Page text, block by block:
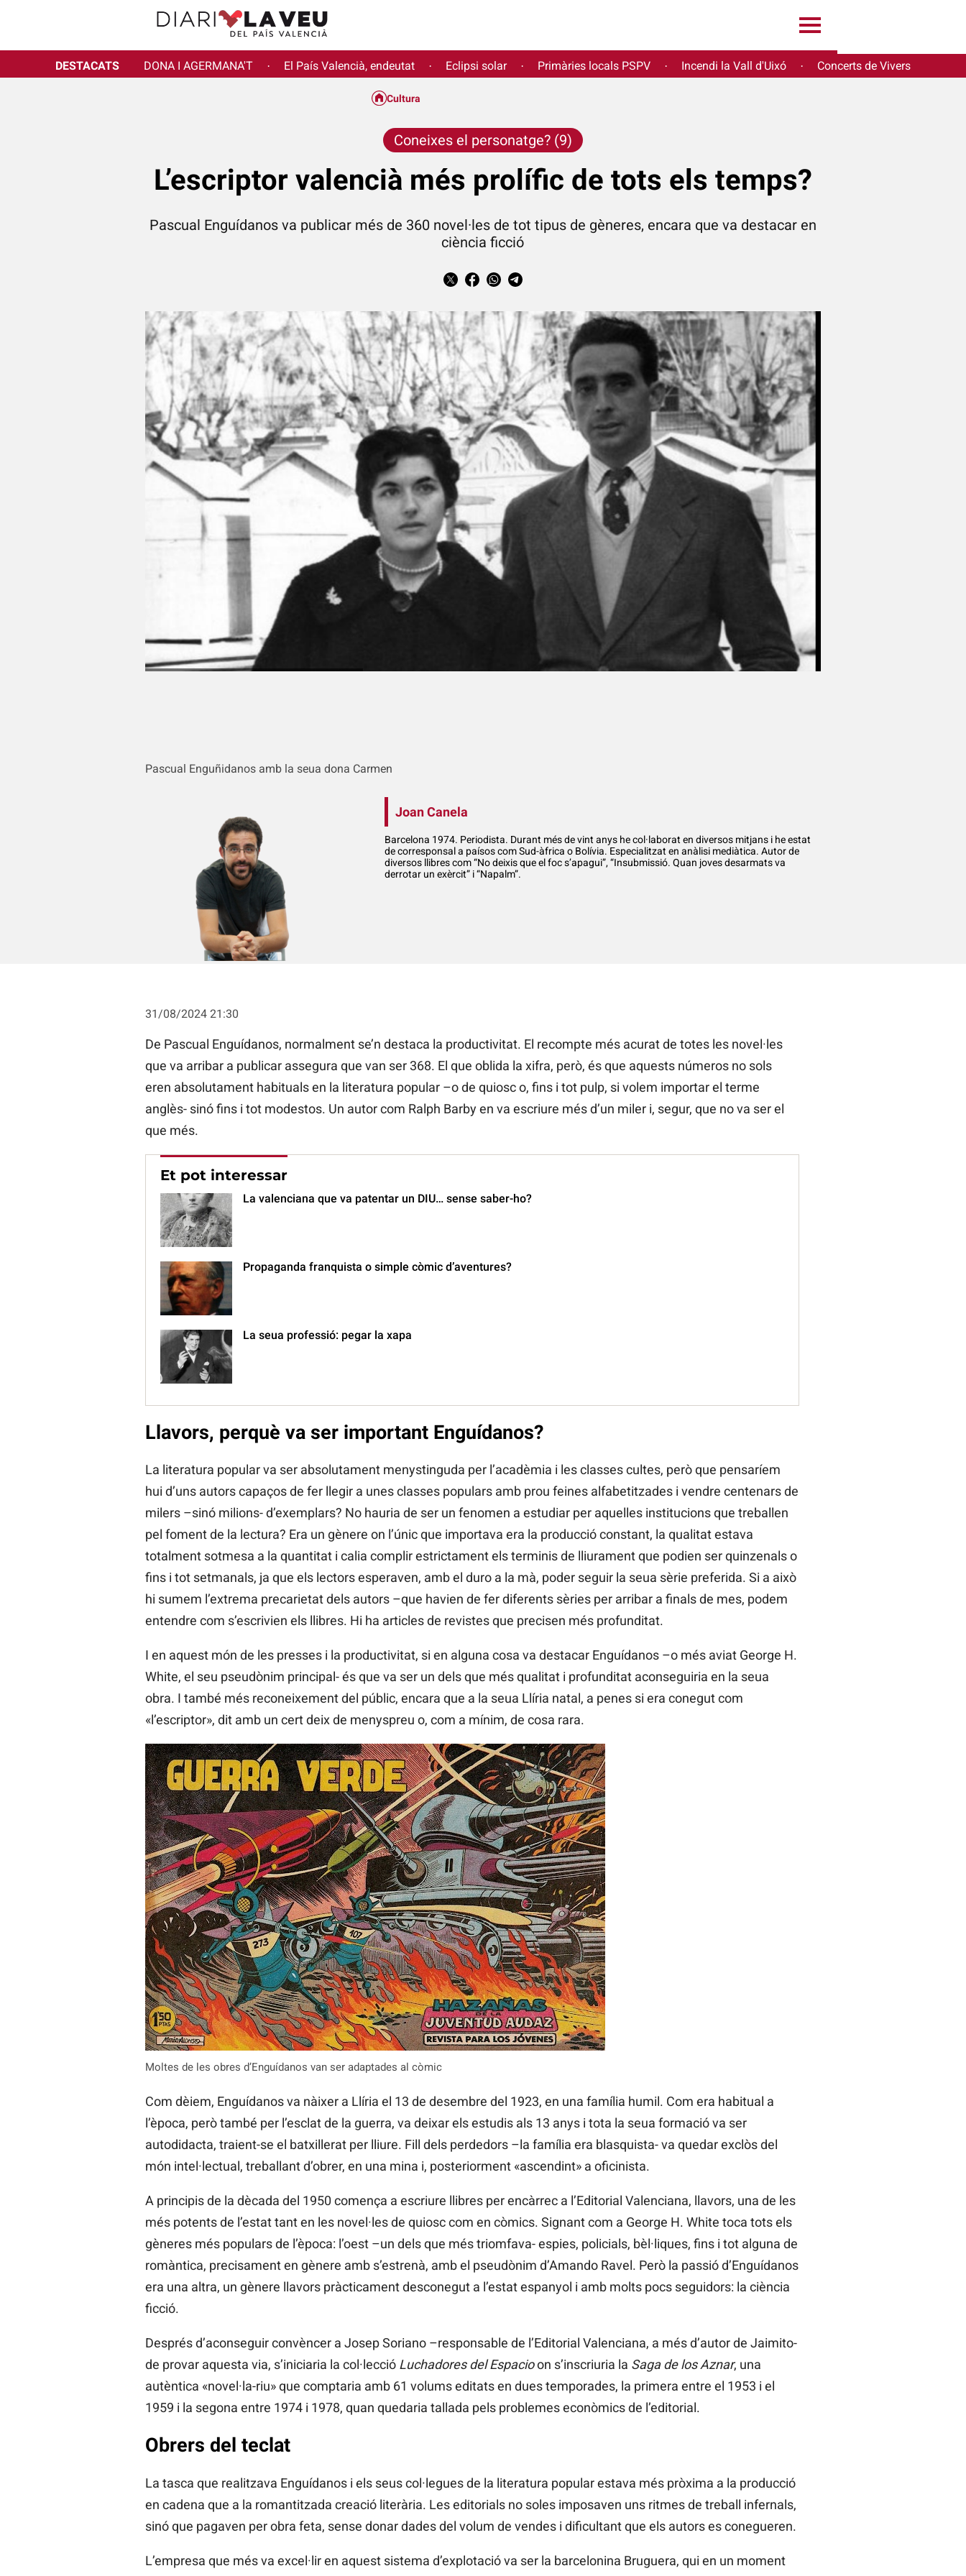
DESTACATS DONA I AGERMANA'T · El País Valencià, endeutat · Eclipsi solar · Primàries locals PSPV · Incendi la Vall d'Uixó · Concerts de Vivers
Pascual Enguñidanos amb la seua dona Carmen
Cultura
Coneixes el personatge? (9)
L’escriptor valencià més prolífic de tots els temps?
Pascual Enguídanos va publicar més de 360 novel·les de tot tipus de gèneres, encara que va destacar en
ciència ficció
Joan Canela
Barcelona 1974. Periodista. Durant més de vint anys he col·laborat en diversos mitjans i he estat
de corresponsal a paísos com Sud-àfrica o Bolívia. Especialitzat en anàlisi mediàtica. Autor de
diversos llibres com “No deixis que el foc s’apagui”, “Insubmissió. Quan joves desarmats va
derrotar un exèrcit” i “Napalm”.
31/08/2024 21:30
De Pascual Enguídanos, normalment se’n destaca la productivitat. El recompte més acurat de totes les novel·les
que va arribar a publicar assegura que van ser 368. El que oblida la xifra, però, és que aquests números no sols
eren absolutament habituals en la literatura popular –o de quiosc o, fins i tot pulp, si volem importar el terme
anglès- sinó fins i tot modestos. Un autor com Ralph Barby en va escriure més d’un miler i, segur, que no va ser el
que més.
Et pot interessar
La valenciana que va patentar un DIU… sense saber-ho?
Propaganda franquista o simple còmic d’aventures?
La seua professió: pegar la xapa
Llavors, perquè va ser important Enguídanos?
La literatura popular va ser absolutament menystinguda per l’acadèmia i les classes cultes, però que pensaríem
hui d’uns autors capaços de fer llegir a unes classes populars amb prou feines alfabetitzades i vendre centenars de
milers –sinó milions- d’exemplars? No hauria de ser un fenomen a estudiar per aquelles institucions que treballen
pel foment de la lectura? Era un gènere on l’únic que importava era la producció constant, la qualitat estava
totalment sotmesa a la quantitat i calia complir estrictament els terminis de lliurament que podien ser quinzenals o
fins i tot setmanals, ja que els lectors esperaven, amb el duro a la mà, poder seguir la seua sèrie preferida. Si a això
hi sumem l’extrema precarietat dels autors –que havien de fer diferents sèries per arribar a finals de mes, podem
entendre com s’escrivien els llibres. Hi ha articles de revistes que precisen més profunditat.
I en aquest món de les presses i la productivitat, si en alguna cosa va destacar Enguídanos –o més aviat George H.
White, el seu pseudònim principal- és que va ser un dels que més qualitat i profunditat aconseguiria en la seua
obra. I també més reconeixement del públic, encara que a la seua Llíria natal, a penes si era conegut com
«l’escriptor», dit amb un cert deix de menyspreu o, com a mínim, de cosa rara.
Moltes de les obres d’Enguídanos van ser adaptades al còmic
Com dèiem, Enguídanos va nàixer a Llíria el 13 de desembre del 1923, en una família humil. Com era habitual a
l’època, però també per l’esclat de la guerra, va deixar els estudis als 13 anys i tota la seua formació va ser
autodidacta, traient-se el batxillerat per lliure. Fill dels perdedors –la família era blasquista- va quedar exclòs del
món intel·lectual, treballant d’obrer, en una mina i, posteriorment «ascendint» a oficinista.
A principis de la dècada del 1950 comença a escriure llibres per encàrrec a l’Editorial Valenciana, llavors, una de les
més potents de l’estat tant en les novel·les de quiosc com en còmics. Signant com a George H. White toca tots els
gèneres més populars de l’època: l’oest –un dels que més triomfava- espies, policials, bèl·liques, fins i tot alguna de
romàntica, precisament en gènere amb s’estrenà, amb el pseudònim d’Amando Ravel. Però la passió d’Enguídanos
era una altra, un gènere llavors pràcticament desconegut a l’estat espanyol i amb molts pocs seguidors: la ciència
ficció.
Després d’aconseguir convèncer a Josep Soriano –responsable de l’Editorial Valenciana, a més d’autor de Jaimito-
de provar aquesta via, s’iniciaria la col·lecció Luchadores del Espacioon s’inscriuria la Saga de los Aznar, una
autèntica «novel·la-riu» que comptaria amb 61 volums editats en dues temporades, la primera entre el 1953 i el
1959 i la segona entre 1974 i 1978, quan quedaria tallada pels problemes econòmics de l’editorial.
Obrers del teclat
La tasca que realitzava Enguídanos i els seus col·legues de la literatura popular estava més pròxima a la producció
en cadena que a la romantitzada creació literària. Les editorials no soles imposaven uns ritmes de treball infernals,
sinó que pagaven per obra feta, sense donar dades del volum de vendes i dificultant que els autors es conegueren.
L’empresa que més va excel·lir en aquest sistema d’explotació va ser la barcelonina Bruguera, qui en un moment